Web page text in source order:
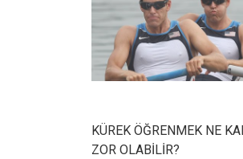
KÜREK ÖĞRENMEK NE
ZOR OLABİLİR?